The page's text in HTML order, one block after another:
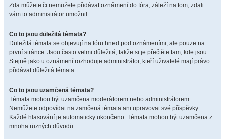
Zda můžete či nemůžete přidávat oznámení do fóra, záleží na tom, zdali
vám to administrátor umožnil.
Co to jsou důležitá témata?
Důležitá témata se objevují na fóru hned pod oznámeními, ale pouze na
první stránce. Jsou často velmi důležitá, takže si je přečtěte tam, kde jsou.
Stejně jako u oznámení rozhoduje administrátor, kteří uživatelé mají právo
přidávat důležitá témata.
Co to jsou uzamčená témata?
Témata mohou být uzamčena moderátorem nebo administrátorem.
Nemůžete odpovídat na zamčená témata ani upravovat své příspěvky.
Každé hlasování je automaticky ukončeno. Témata mohou být uzamčena z
mnoha různých důvodů.